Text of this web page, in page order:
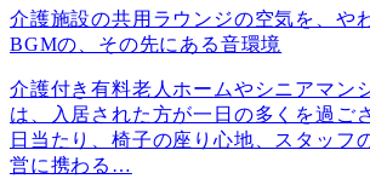
介護施設の共用ラウンジの空気を、や
BGMの、その先にある音環境
介護付き有料老人ホームやシニアマン
は、入居された方が一日の多くを過ご
日当たり、椅子の座り心地、スタッフ
営に携わる …